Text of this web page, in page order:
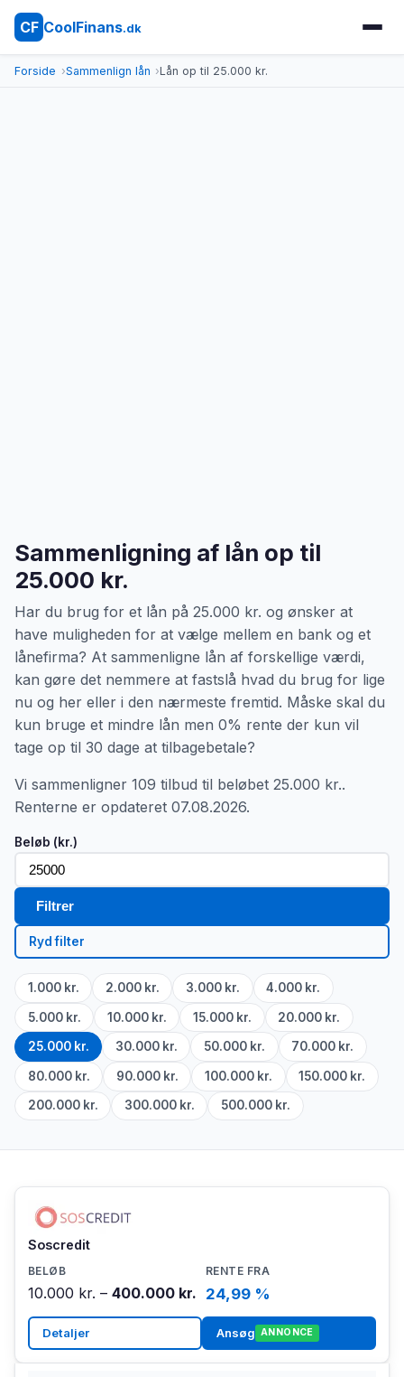
CF CoolFinans.dk
Forside Sammenlign lån Lån op til 25.000 kr.
Sammenligning af lån op til
25.000 kr.
Har du brug for et lån på 25.000 kr. og ønsker at
have muligheden for at vælge mellem en bank og et
lånefirma? At sammenligne lån af forskellige værdi,
kan gøre det nemmere at fastslå hvad du brug for lige
nu og her eller i den nærmeste fremtid. Måske skal du
kun bruge et mindre lån men 0% rente der kun vil
tage op til 30 dage at tilbagebetale?
Vi sammenligner 109 tilbud til beløbet 25.000 kr..
Renterne er opdateret 07.08.2026.
Beløb (kr.)
Filtrer
Ryd filter
1.000 kr. 2.000 kr. 3.000 kr. 4.000 kr.
5.000 kr. 10.000 kr. 15.000 kr. 20.000 kr.
25.000 kr. 30.000 kr. 50.000 kr. 70.000 kr.
80.000 kr. 90.000 kr. 100.000 kr. 150.000 kr.
200.000 kr. 300.000 kr. 500.000 kr.
Soscredit
10.000 kr. – 400.000 kr. 24,99 %
Detaljer Ansøg ANNONCE